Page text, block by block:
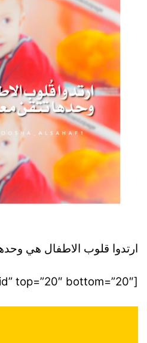
ارتدوا قلوب الاطفال هي
[divider style=”solid” top=”20″ bottom=”20″]